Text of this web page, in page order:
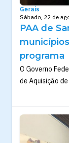
Gerais
Sábado, 22 de
PAA de
programa
O Governo
de Aquisição